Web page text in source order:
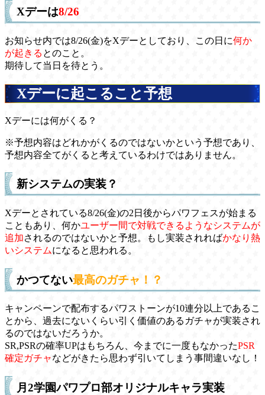
Xデーは8/26
お知らせ内では8/26(金)をXデーとしており、この日に何か
が起きる とのこと。
期待して当日を待とう。
Xデーに起こること予想
Xデーには何がくる？
※予想内容はどれかがくるのではないかという予想であり、
予想内容全てがくると考えているわけではありません。
新システムの実装？
Xデーとされている8/26(金)の2日後からパワフェスが始まる
こともあり、何かユーザー間で対戦できるようなシステムが
追加されるのではないかと予想。もし実装されればかなり熱
いシステムになると思われる。
かつてない最高のガチャ！？
キャンペーンで配布するパワストーンが10連分以上であるこ
とから、過去にないくらい引く価値のあるガチャが実装され
るのではないだろうか。
SR,PSRの確率UPはもちろん、今までに一度もなかったPSR
確定ガチャなどがきたら思わず引いてしまう事間違いなし！
月2学園パワプロ部オリジナルキャラ実装